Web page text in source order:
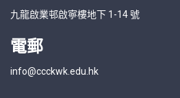
九龍啟業邨啟寧樓地下 1-14 號
電郵
info@ccckwk.edu.hk